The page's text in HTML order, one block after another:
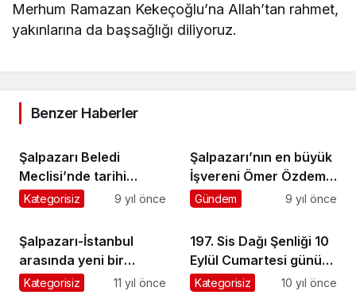
Merhum Ramazan Kekeçoğlu’na Allah’tan rahmet,
yakınlarına da başsağlığı diliyoruz.
Benzer Haberler
Şalpazarı Beledi
Meclisi’nde tarihi
oylama
Kategorisiz 9 yıl önce
Şalpazarı’nın en büyük
İşvereni Ömer Özdemir
Acısu’da iftar verdi
Gündem 9 yıl önce
Şalpazarı-İstanbul
arasında yeni bir
otobüs firması hizmete
Kategorisiz 11 yıl önce
197. Sis Dağı Şenliği 10
Eylül Cumartesi günü
yapılıyor
Kategorisiz 10 yıl önce